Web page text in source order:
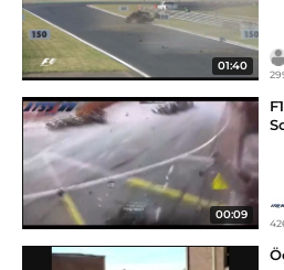
01:40
00:09